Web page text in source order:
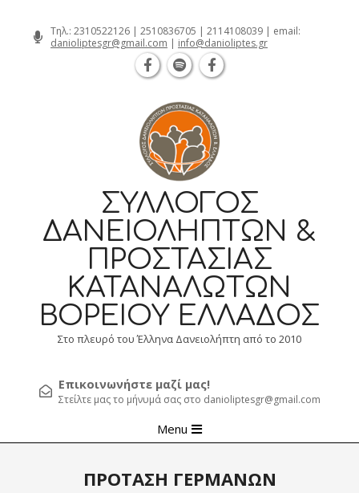
Τηλ.: 2310522126 | 2510836705 | 2114108039 | email:
danioliptesgr@gmail.com | info@danioliptes.gr
ΣΎΛΛΟΓΟΣ
ΔΑΝΕΙΟΛΗΠΤΏΝ &
ΠΡΟΣΤΑΣΊΑΣ
ΚΑΤΑΝΑΛΩΤΏΝ
ΒΟΡΕΊΟΥ ΕΛΛΆΔΟΣ
Στο πλευρό του Έλληνα Δανειολήπτη από το 2010
Επικοινωνήστε μαζί μας!
Στείλτε μας το μήνυμά σας στο danioliptesgr@gmail.com
Navigation
Menu
ΠΡΟΤΑΣΗ ΓΕΡΜΑΝΩΝ